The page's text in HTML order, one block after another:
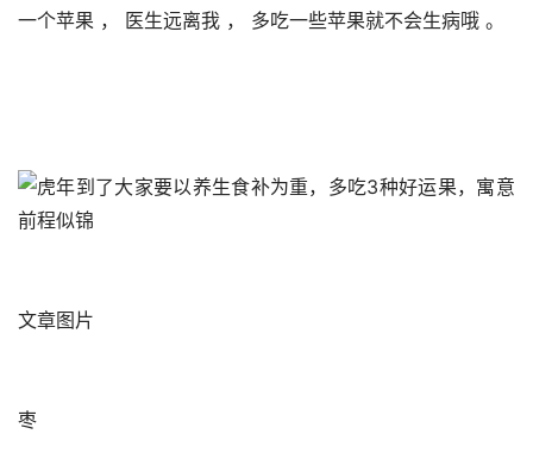
一个苹果 ， 医生远离我 ， 多吃一些苹果就不会生病哦 。
文章图片
枣